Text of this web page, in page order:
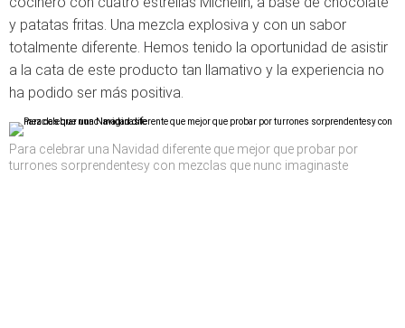
y patatas fritas. Una mezcla explosiva y con un sabor
totalmente diferente. Hemos tenido la oportunidad de asistir
a la cata de este producto tan llamativo y la experiencia no
ha podido ser más positiva.
Para celebrar una Navidad diferente que mejor que probar por
turrones sorprendentesy con mezclas que nunc imaginaste